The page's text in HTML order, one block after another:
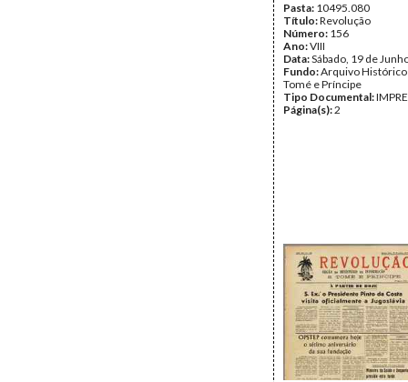
Pasta: 10495.080
Título:Revolução
Número: 156
Ano:VIII
Data:Sábado, 19 de
Fundo:Arquivo Histórico
Tomé e Príncipe
Tipo Documental:
Página(s):2